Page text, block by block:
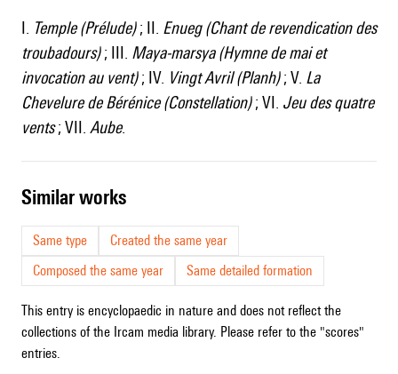
I. Temple (Prélude); II. Enueg (Chant de revendication des
troubadours); III. Maya-marsya (Hymne de mai et
invocation au vent); IV. Vingt Avril (Planh); V. La
Chevelure de Bérénice (Constellation); VI. Jeu des quatre
vents; VII. Aube.
similar works
Same type
Created the same year
Composed the same year
Same detailed formation
This entry is encyclopaedic in nature and does not reflect the
collections of the Ircam media library. Please refer to the "scores"
entries.